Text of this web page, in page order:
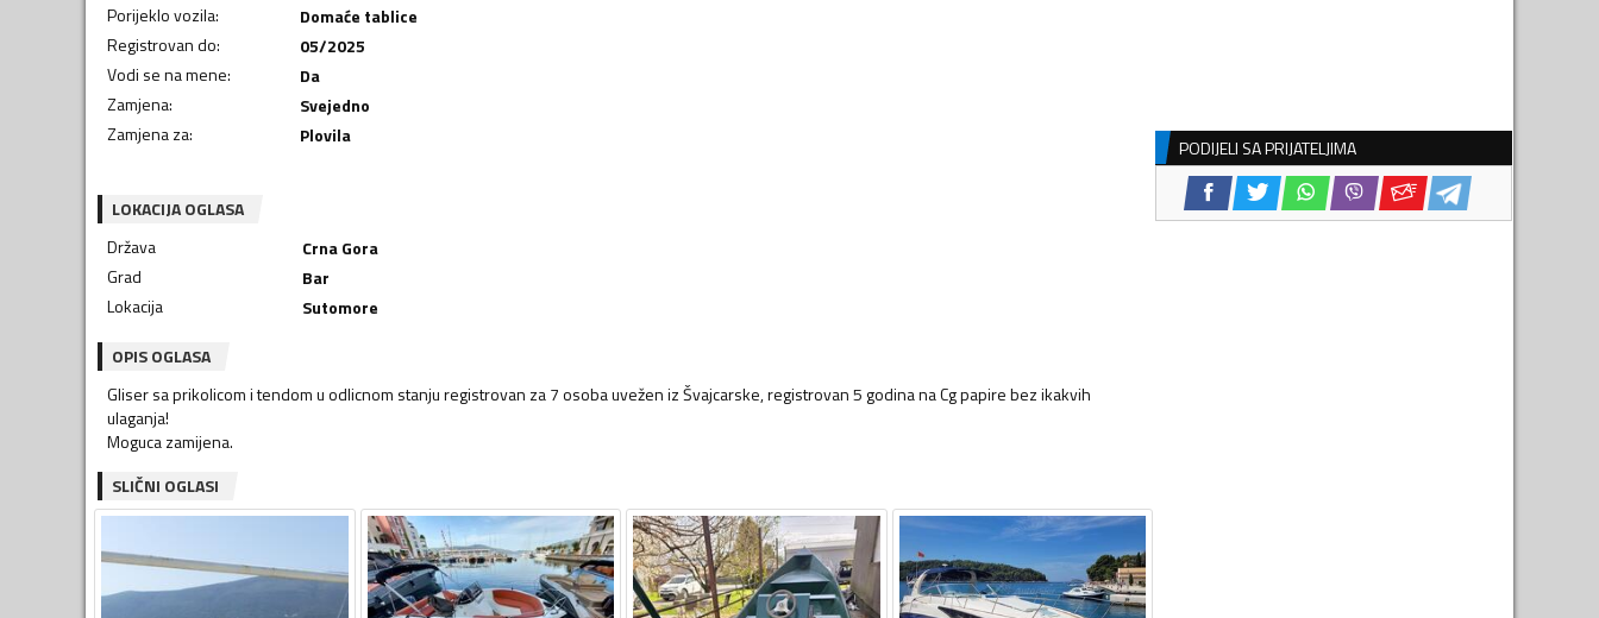
Porijeklo vozila:
Domaće tablice
Registrovan do:
05/2025
Vodi se na mene:
Da
Zamjena:
Svejedno
Zamjena za: Plovila
LOKACIJA OGLASA
Država
Crna Gora
Grad
Bar
Lokacija
Sutomore
OPIS OGLASA
Gliser sa prikolicom i tendom u odlicnom stanju registrovan za 7 osoba uvežen iz Švajcarske, registrovan 5 godina na Cg papire bez ikakvih
ulaganja!
Moguca zamijena.
SLIČNI OGLASI
PODIJELI SA PRIJATELJIMA